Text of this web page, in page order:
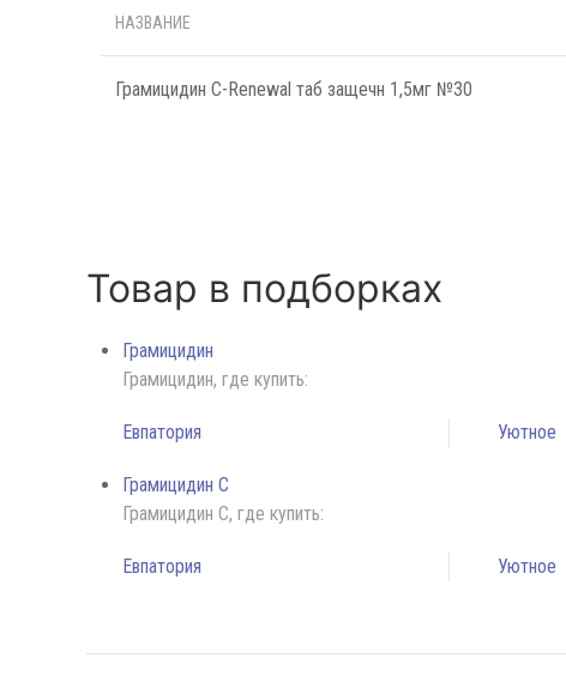
НАЗВАНИЕ
Грамицидин С-Renewal таб защечн 1,5мг №30
Товар в подборках
Грамицидин
Грамицидин, где купить:
Евпатория Уютное
Грамицидин С
Грамицидин С, где купить:
Евпатория Уютное